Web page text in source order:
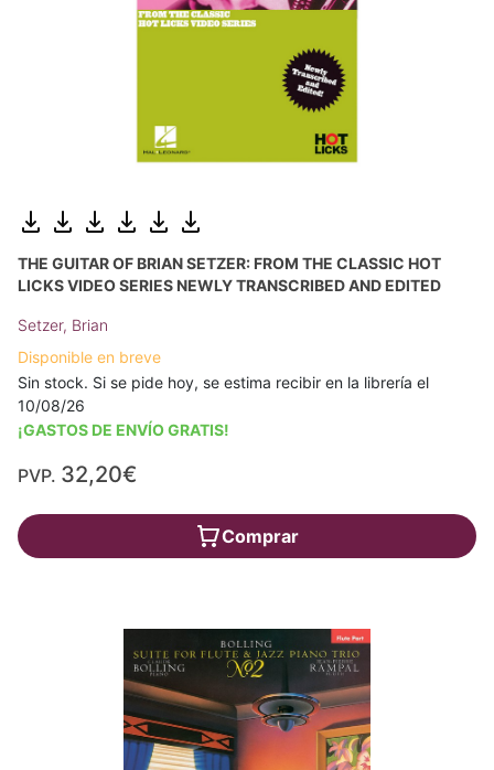
THE GUITAR OF BRIAN SETZER: FROM THE CLASSIC HOT
LICKS VIDEO SERIES NEWLY TRANSCRIBED AND EDITED
Setzer, Brian
Disponible en breve
Sin stock. Si se pide hoy, se estima recibir en la librería el
10/08/26
¡GASTOS DE ENVÍO GRATIS!
PVP. 32,20€
Comprar